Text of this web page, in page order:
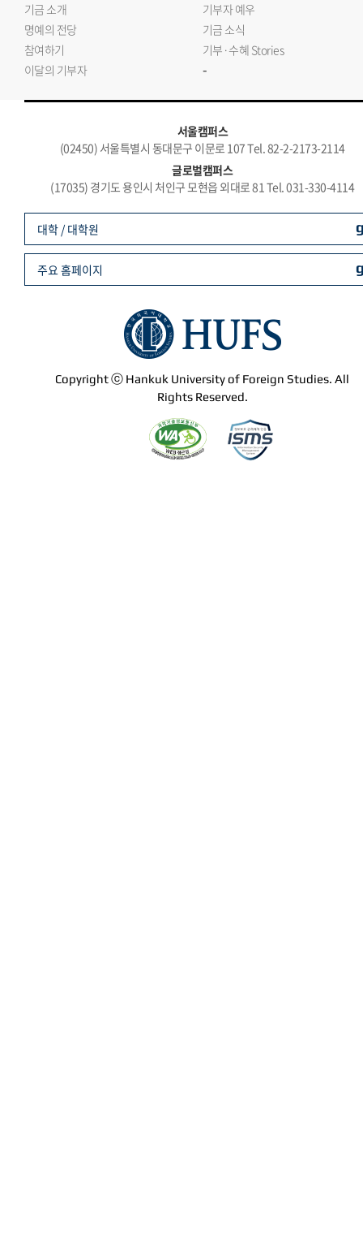
기금 소개
기부자 예우
명예의 전당
기금 소식
참여하기
기부·수혜 Stories
이달의 기부자
-
서울캠퍼스
(02450) 서울특별시 동대문구 이문로 107 Tel. 82-2-2173-2114
글로벌캠퍼스
(17035) 경기도 용인시 처인구 모현읍 외대로 81 Tel. 031-330-4114
Copyright ⓒ Hankuk University of Foreign Studies. All
Rights Reserved.
대학 / 대학원
주요 홈페이지